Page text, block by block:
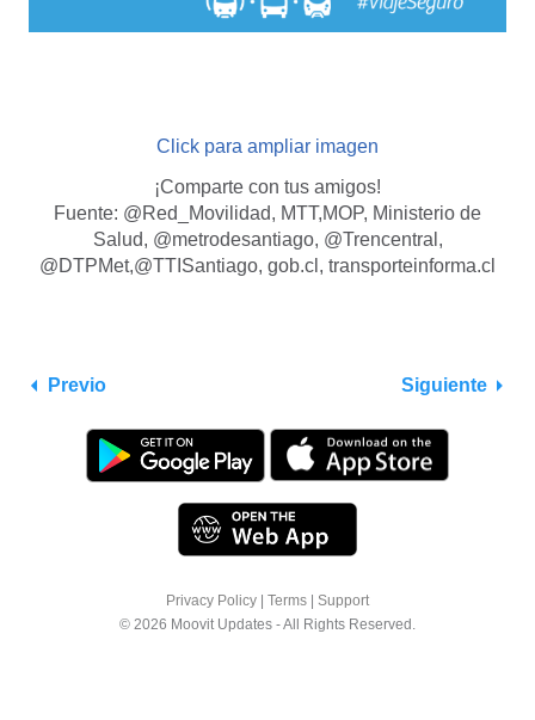
Click para ampliar imagen
¡Comparte con tus amigos!
Fuente: @Red_Movilidad, MTT,MOP, Ministerio de
Salud, @metrodesantiago, @Trencentral,
@DTPMet,@TTISantiago, gob.cl, transporteinforma.cl
Previo Siguiente
Privacy Policy | Terms | Support
© 2026 Moovit Updates - All Rights Reserved.